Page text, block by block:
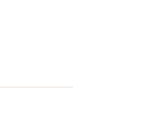
pestaña
una nueva pestaña